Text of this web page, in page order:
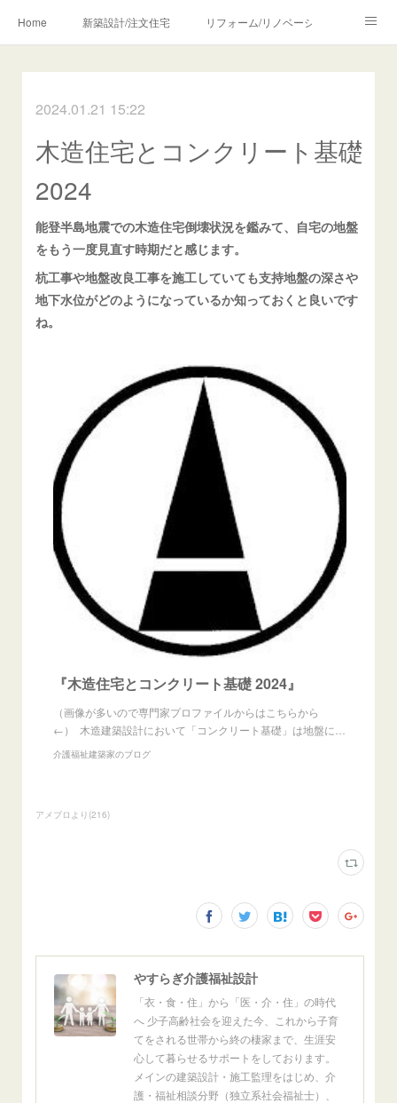
Home 新築設計/注文住宅 リフォーム/リノベーション
Profile/作品について お問合せ/アクセス
メディア・講師・執筆・SNS関連
2024.01.21 15:22
木造住宅とコンクリート基礎
2024
能登半島地震での木造住宅倒壊状況を鑑みて、自宅の地盤
をもう一度見直す時期だと感じます。
杭工事や地盤改良工事を施工していても支持地盤の深さや
地下水位がどのようになっているか知っておくと良いです
ね。
『木造住宅とコンクリート基礎 2024』
（画像が多いので専門家プロファイルからはこちらから
←） 木造建築設計において「コンクリート基礎」は地盤に…
介護福祉建築家のブログ
アメブロより (216)
やすらぎ介護福祉設計
「衣・食・住」から「医・介・住」の時代
へ 少子高齢社会を迎えた今、これから子育
てをされる世帯から終の棲家まで、生涯安
心して暮らせるサポートをしております。
メインの建築設計・施工監理をはじめ、介
護・福祉相談分野（独立系社会福祉士）、